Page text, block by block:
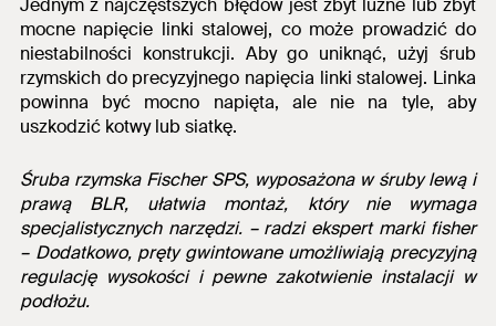
Jednym z najczęstszych błędów jest zbyt luźne lub zbyt
mocne napięcie linki stalowej, co może prowadzić do
niestabilności konstrukcji. Aby go uniknąć, użyj śrub
rzymskich do precyzyjnego napięcia linki stalowej. Linka
powinna być mocno napięta, ale nie na tyle, aby
uszkodzić kotwy lub siatkę.
Śruba rzymska Fischer SPS, wyposażona w śruby lewą i
prawą BLR, ułatwia montaż, który nie wymaga
specjalistycznych narzędzi. – radzi ekspert marki fisher
– Dodatkowo, pręty gwintowane umożliwiają precyzyjną
regulację wysokości i pewne zakotwienie instalacji w
podłożu.